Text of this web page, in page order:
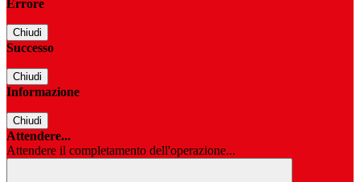
Errore
Chiudi
Successo
Chiudi
Informazione
Chiudi
Attendere...
Attendere il completamento dell'operazione...